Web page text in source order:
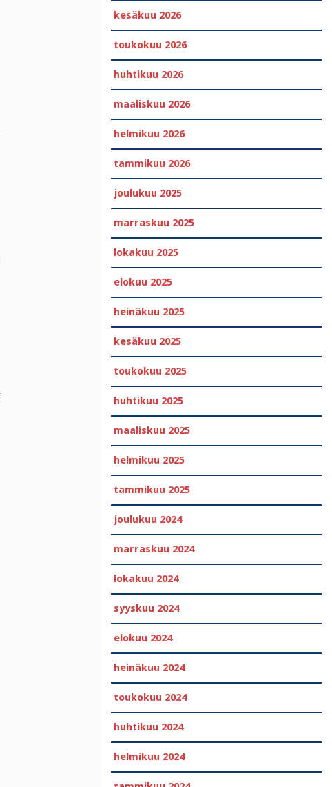
kesäkuu 2026
toukokuu 2026
huhtikuu 2026
maaliskuu 2026
helmikuu 2026
tammikuu 2026
joulukuu 2025
marraskuu 2025
lokakuu 2025
elokuu 2025
heinäkuu 2025
kesäkuu 2025
toukokuu 2025
huhtikuu 2025
maaliskuu 2025
helmikuu 2025
tammikuu 2025
joulukuu 2024
marraskuu 2024
lokakuu 2024
syyskuu 2024
elokuu 2024
heinäkuu 2024
toukokuu 2024
huhtikuu 2024
helmikuu 2024